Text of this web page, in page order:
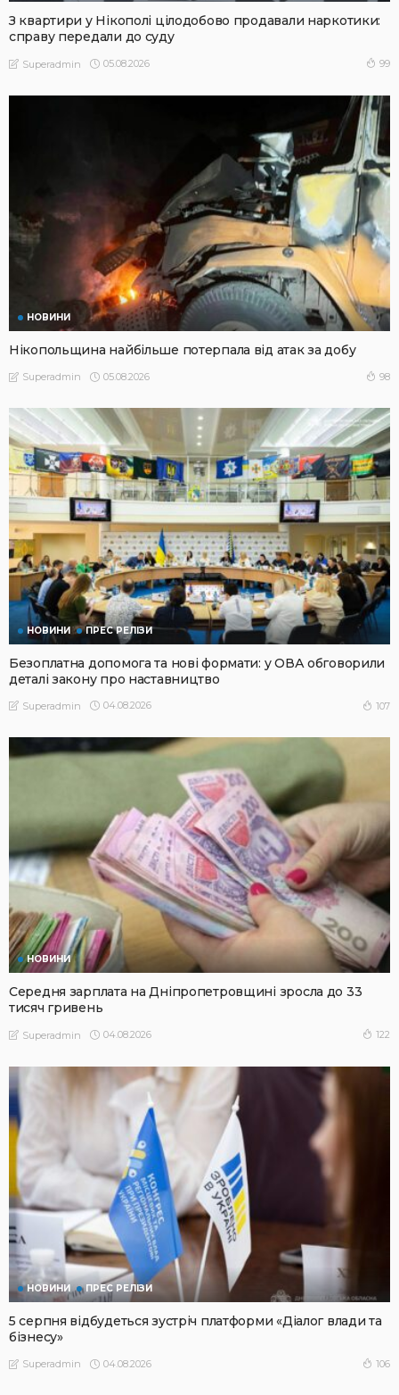
З квартири у Нікополі цілодобово продавали наркотики:
справу передали до суду
Superadmin 05.08.2026 99
НОВИНИ
Нікопольщина найбільше потерпала від атак за добу
Superadmin 05.08.2026 98
НОВИНИ ПРЕС РЕЛІЗИ
Безоплатна допомога та нові формати: у ОВА обговорили
деталі закону про наставництво
Superadmin 04.08.2026 107
НОВИНИ
Середня зарплата на Дніпропетровщині зросла до 33
тисяч гривень
Superadmin 04.08.2026 122
НОВИНИ ПРЕС РЕЛІЗИ
5 серпня відбудеться зустріч платформи «Діалог влади та
бізнесу»
Superadmin 04.08.2026 106